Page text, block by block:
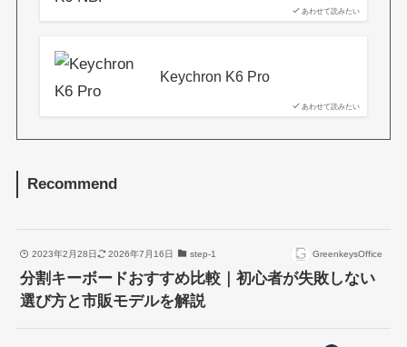
あわせて読みたい
あわせて読みたい
Keychron K6 Pro
Recommend
2023年2月28日 2026年7月16日 step-1 GreenkeysOffice
分割キーボードおすすめ比較｜初心者が失敗しない
選び方と市販モデルを解説